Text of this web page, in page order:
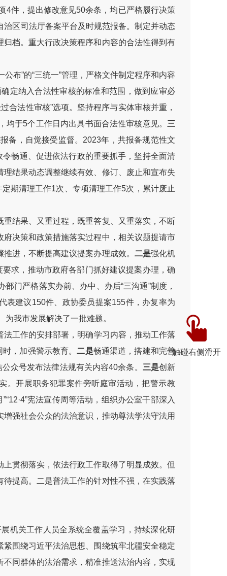
触碰右侧滑开
4件，提出修改意见50余条，均已严格履行决策
区司法厅备案平台及时规范报备。制定并动态
档。重大行政决策程序和内容的合法性得到有
布”的“三统一”管理，严格文件制定程序和内容
定纳入合法性审核的标准和范围，做到应审必
合法性审核”选项。坚持程序与实体审核并重，
于5个工作日内出具书面合法性审核意见。 三
备，自觉接受监督。2023年，共报备规范性文
畅通、促进依法行政的重要抓手，坚持全面清
结果动态调整继续有效、修订、废止和宣布失
期清理工作1次、专项清理工作5次，累计废止
结果、又重过程，既重答复、又重落实，不断
决策和政策措施落实过程中，相关议题提请市
进，不断提高建议提案办理成效。 二是强化机
求，推动市政府各部门抓好建议提案办理，确
门严格落实办前、办中、办后“三沟通”制度，
表建议150件、政协委员提案155件，办复率为
我市发展解决了一批难题。
工作的安排部署，明确学习内容，推动工作落
时，加强警示教育。二是畅通渠道，搭建和完善
众号发布法律法规有关内容40余条。 三是创新
。开展职务犯罪案件旁听庭审活动，把警示教
宪法宣传周等活动，组织办公室干部深入
强社会公众的法治意识，推动尊法学法守法用
贯彻落实，依法行政工作取得了明显成效。但
提高。二是普法工作的针对性不强，在实践落
机关工作人员全系统全覆盖学习，持续深化研
紧围绕习近平法治思想、围绕筑牢北疆安全稳定
同群体的法治需求，精准推送法治内容，实现